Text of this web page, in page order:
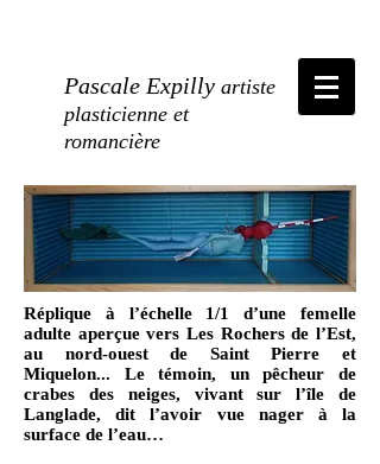
Pascale Expilly artiste
plasticienne et
romancière
Réplique à l’échelle 1/1 d’une femelle
adulte aperçue vers Les Rochers de l’Est,
au nord-ouest de Saint Pierre et
Miquelon... Le témoin, un pêcheur de
crabes des neiges, vivant sur l’île de
Langlade, dit l’avoir vue nager à la
surface de l’eau…